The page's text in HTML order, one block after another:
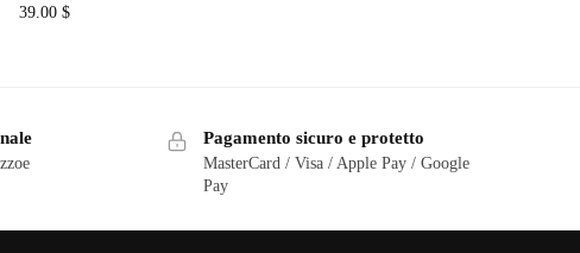
39.00$
Pagamento sicuro e protetto
MasterCard / Visa / Apple Pay / Google
Pay